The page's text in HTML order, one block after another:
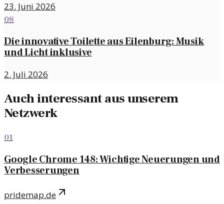
23. Juni 2026
08
Die innovative Toilette aus Eilenburg: Musik
und Licht inklusive
2. Juli 2026
Auch interessant aus unserem
Netzwerk
01
Google Chrome 148: Wichtige Neuerungen und
Verbesserungen
pridemap.de